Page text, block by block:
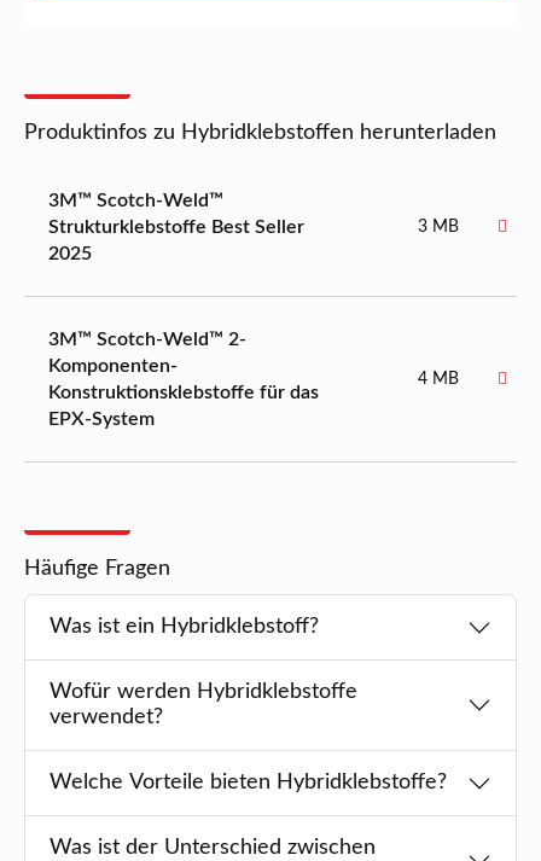
Produktinfos zu Hybridklebstoffen herunterladen
3M™ Scotch-Weld™
Strukturklebstoffe Best Seller
2025
3 MB
3M™ Scotch-Weld™ 2-
Komponenten-
Konstruktionsklebstoffe für das
EPX-System
4 MB
Häufige Fragen
Was ist ein Hybridklebstoff?
Wofür werden Hybridklebstoffe
verwendet?
Welche Vorteile bieten Hybridklebstoffe?
Was ist der Unterschied zwischen